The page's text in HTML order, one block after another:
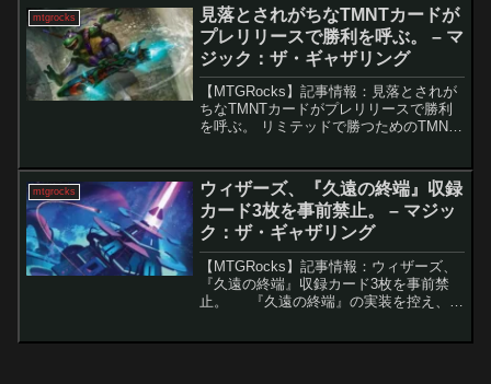
コンボ本記事は、『レジェンド』に収録
さ...
mtgrocks
見落とされがちなTMNTカードが
プレリリースで勝利を呼ぶ。 – マ
ジック：ザ・ギャザリング
【MTGRocks】記事情報：見落とされが
ちなTMNTカードがプレリリースで勝利
を呼ぶ。 リミテッドで勝つためのTMNT
セス環境で判明したリミテッドの重要ポ
イントが...
mtgrocks
ウィザーズ、『久遠の終端』収録
カード3枚を事前禁止。 – マジッ
ク：ザ・ギャザリング
【MTGRocks】記事情報：ウィザーズ、
『久遠の終端』収録カード3枚を事前禁
止。 『久遠の終端』の実装を控え、